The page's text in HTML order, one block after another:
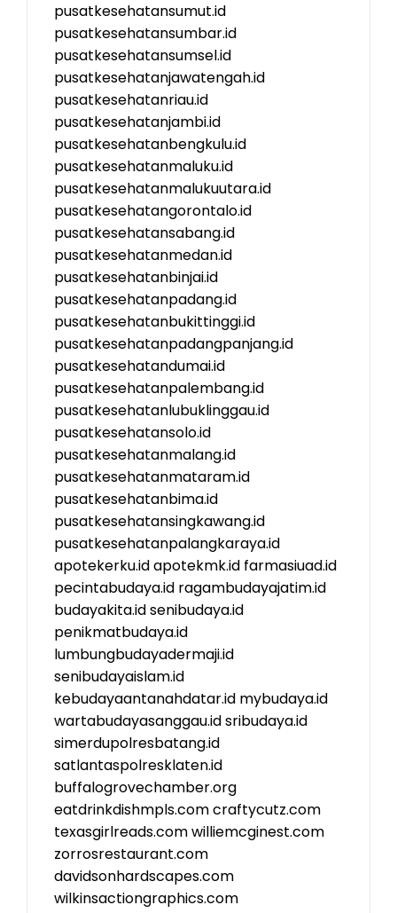
pusatkesehatansumut.id
pusatkesehatansumbar.id
pusatkesehatansumsel.id
pusatkesehatanjawatengah.id
pusatkesehatanriau.id
pusatkesehatanjambi.id
pusatkesehatanbengkulu.id
pusatkesehatanmaluku.id
pusatkesehatanmalukuutara.id
pusatkesehatangorontalo.id
pusatkesehatansabang.id
pusatkesehatanmedan.id
pusatkesehatanbinjai.id
pusatkesehatanpadang.id
pusatkesehatanbukittinggi.id
pusatkesehatanpadangpanjang.id
pusatkesehatandumai.id
pusatkesehatanpalembang.id
pusatkesehatanlubuklinggau.id
pusatkesehatansolo.id
pusatkesehatanmalang.id
pusatkesehatanmataram.id
pusatkesehatanbima.id
pusatkesehatansingkawang.id
pusatkesehatanpalangkaraya.id
apotekerku.idapotekmk.id farmasiuad.id
pecintabudaya.id ragambudayajatim.id
budayakita.idsenibudaya.id
penikmatbudaya.id
lumbungbudayadermaji.id
senibudayaislam.id
kebudayaantanahdatar.id mybudaya.id
wartabudayasanggau.idsribudaya.id
simerdupolresbatang.id
satlantaspolresklaten.id
buffalogrovechamber.org
eatdrinkdishmpls.comcraftycutz.com
texasgirlreads.comwilliemcginest.com
zorrosrestaurant.com
davidsonhardscapes.com
wilkinsactiongraphics.com